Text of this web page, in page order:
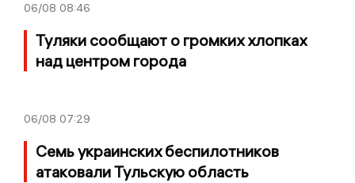
06/08 08:46
Туляки сообщают о громких хлопках
над центром города
06/08 07:29
Семь украинских беспилотников
атаковали Тульскую область